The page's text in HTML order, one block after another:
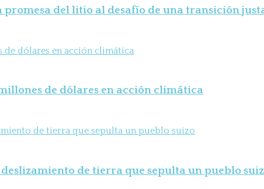
del litio al desafío de una transición
de dólares en acción climática
de tierra que sepulta un pueblo